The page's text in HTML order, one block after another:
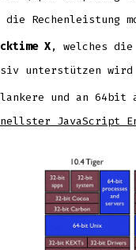
die Rechenleistung
X, welches die
unterstützen wird
und an
JavaScript